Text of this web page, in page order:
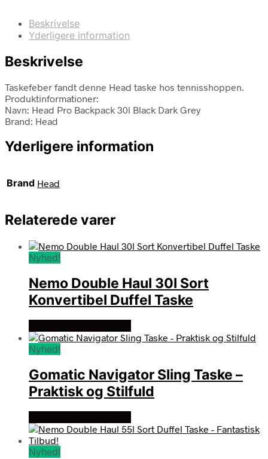
Beskrivelse
Yderligere information
Beskrivelse
Taskefeber fandt denne Head taske hos tennisshoppen.
Produktinformationer:
Navn: Head Pro Backpack 30l Black Dark Grey
Brand: Head
Yderligere information
Brand Head
Relaterede varer
Nyhed!
Nemo Double Haul 30l Sort
Konvertibel Duffel Taske
Nyhed!
Gomatic Navigator Sling Taske –
Praktisk og Stilfuld
Nyhed!